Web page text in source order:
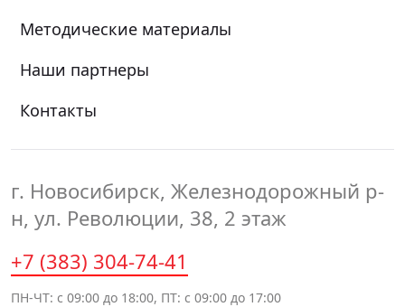
Методические материалы
Наши партнеры
Контакты
г. Новосибирск, Железнодорожный р-
н, ул. Революции, 38, 2 этаж
+7 (383) 304-74-41
ПН-ЧТ: с 09:00 до 18:00, ПТ: с 09:00 до 17:00